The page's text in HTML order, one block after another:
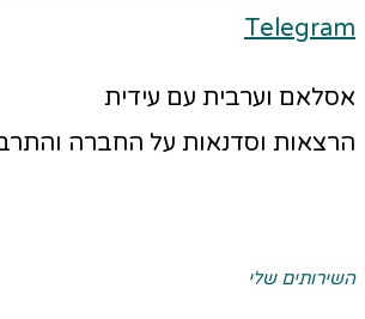
Telegram
אסלאם וערבית עם עידית
הרצאות וסדנאות על החברה
השירותים שלי